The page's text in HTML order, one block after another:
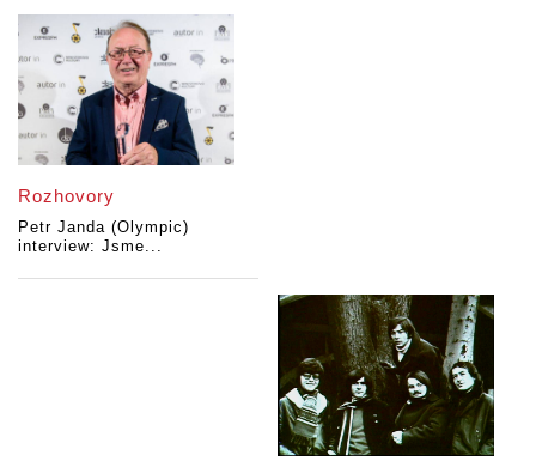
Rozhovory
Petr Janda (Olympic)
interview: Jsme...